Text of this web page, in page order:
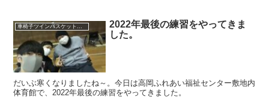
2022年最後の練習をやってきま
した。
だいぶ寒くなりましたね～。今日は高岡ふれあい福祉センター敷地内
体育館で、2022年最後の練習をやってきました。